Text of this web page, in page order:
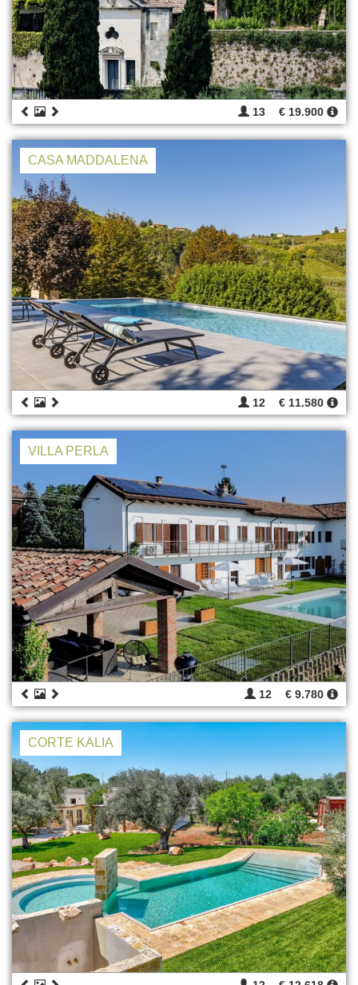
13 € 19.900
CASA MADDALENA
12 € 11.580
VILLA PERLA
12 € 9.780
CORTE KALIA